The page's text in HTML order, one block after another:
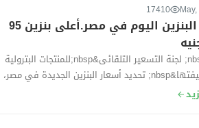
17410
أسعار البنزين اليوم في مصر.أعلى بنزين 95
قررت&nbsp; لجنة التسعير التلقائى&nbsp;للمنتجات البترولية
التى وظيفتها&nbsp; تحديد أسعار البنزين الجديدة في مصر،
لجنة التسعير إلى تح...